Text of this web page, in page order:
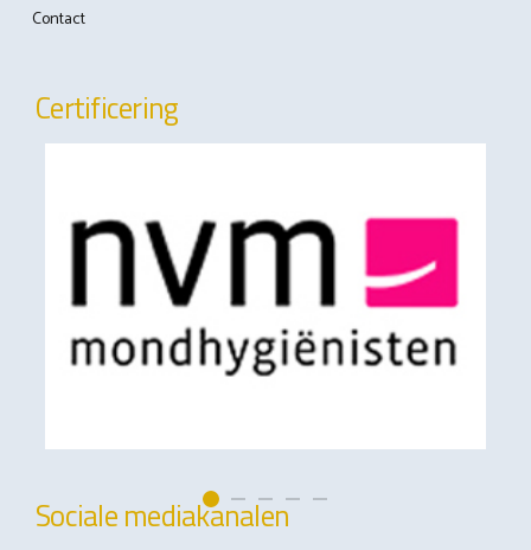
Contact
Certificering
Sociale mediakanalen